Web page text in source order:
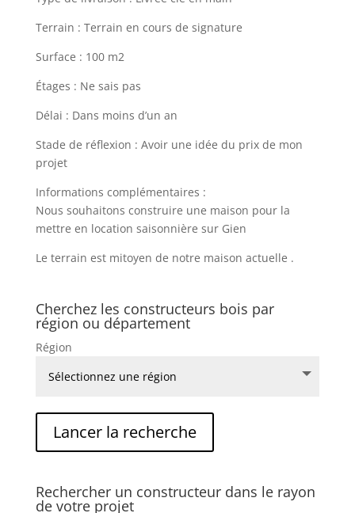
Terrain : Terrain en cours de signature
Surface : 100 m2
Étages : Ne sais pas
Délai : Dans moins d’un an
Stade de réflexion : Avoir une idée du prix de mon
projet
Informations complémentaires :
Nous souhaitons construire une maison pour la
mettre en location saisonnière sur Gien
Le terrain est mitoyen de notre maison actuelle .
Cherchez les constructeurs bois par
région ou département
Région
Rechercher un constructeur dans le rayon
de votre projet